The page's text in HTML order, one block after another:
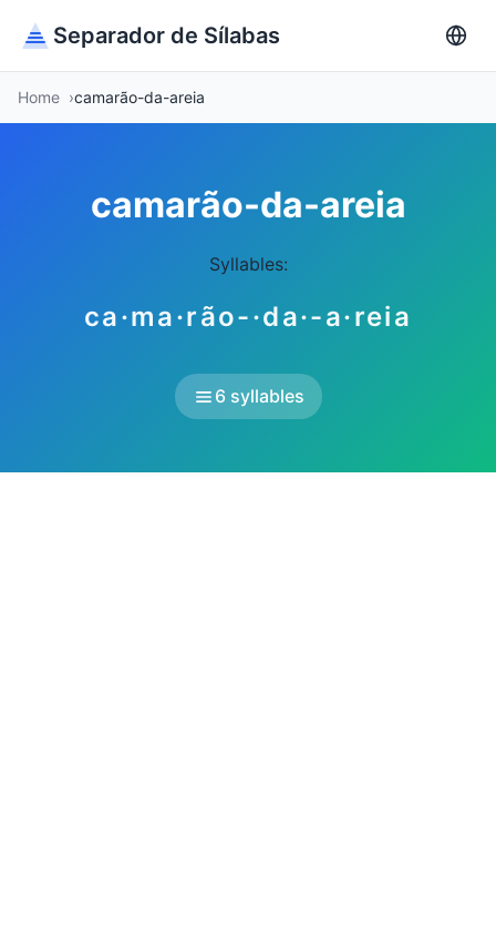
Separador de Sílabas
Home camarão-da-areia
camarão-da-areia
Syllables:
ca·ma·rão-·da·-a·reia
6 syllables